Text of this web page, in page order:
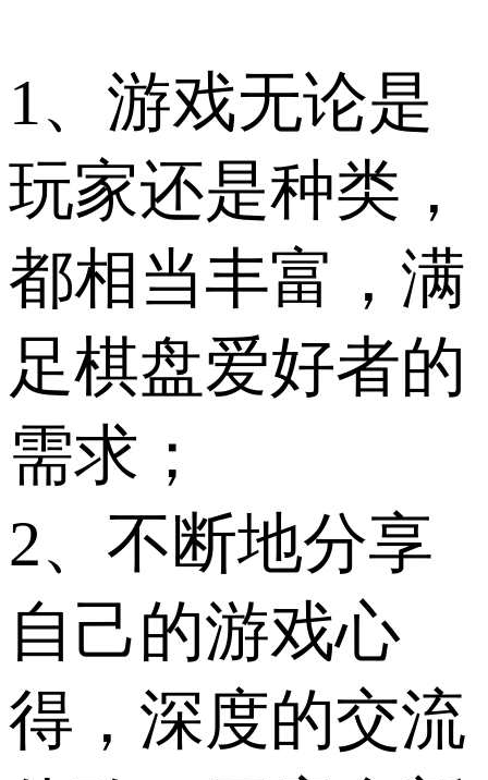
1、游戏无论是
玩家还是种类，
都相当丰富，满
足棋盘爱好者的
需求；
2、不断地分享
自己的游戏心
得，深度的交流